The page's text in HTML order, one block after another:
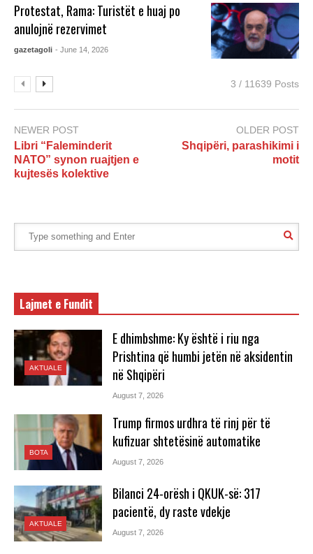
Protestat, Rama: Turistët e huaj po
anulojnë rezervimet
gazetagoli - June 14, 2026
3 / 11639 Posts
NEWER POST
Libri “Faleminderit
NATO” synon ruajtjen e
kujtesës kolektive
OLDER POST
Shqipëri, parashikimi i
motit
Lajmet e Fundit
AKTUALE
E dhimbshme: Ky është i riu nga
Prishtina që humbi jetën në aksidentin
në Shqipëri
August 7, 2026
BOTA
Trump firmos urdhra të rinj për të
kufizuar shtetësinë automatike
August 7, 2026
AKTUALE
Bilanci 24-orësh i QKUK-së: 317
pacientë, dy raste vdekje
August 7, 2026